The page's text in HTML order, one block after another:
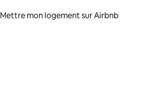
Mettre mon logement sur Airbnb